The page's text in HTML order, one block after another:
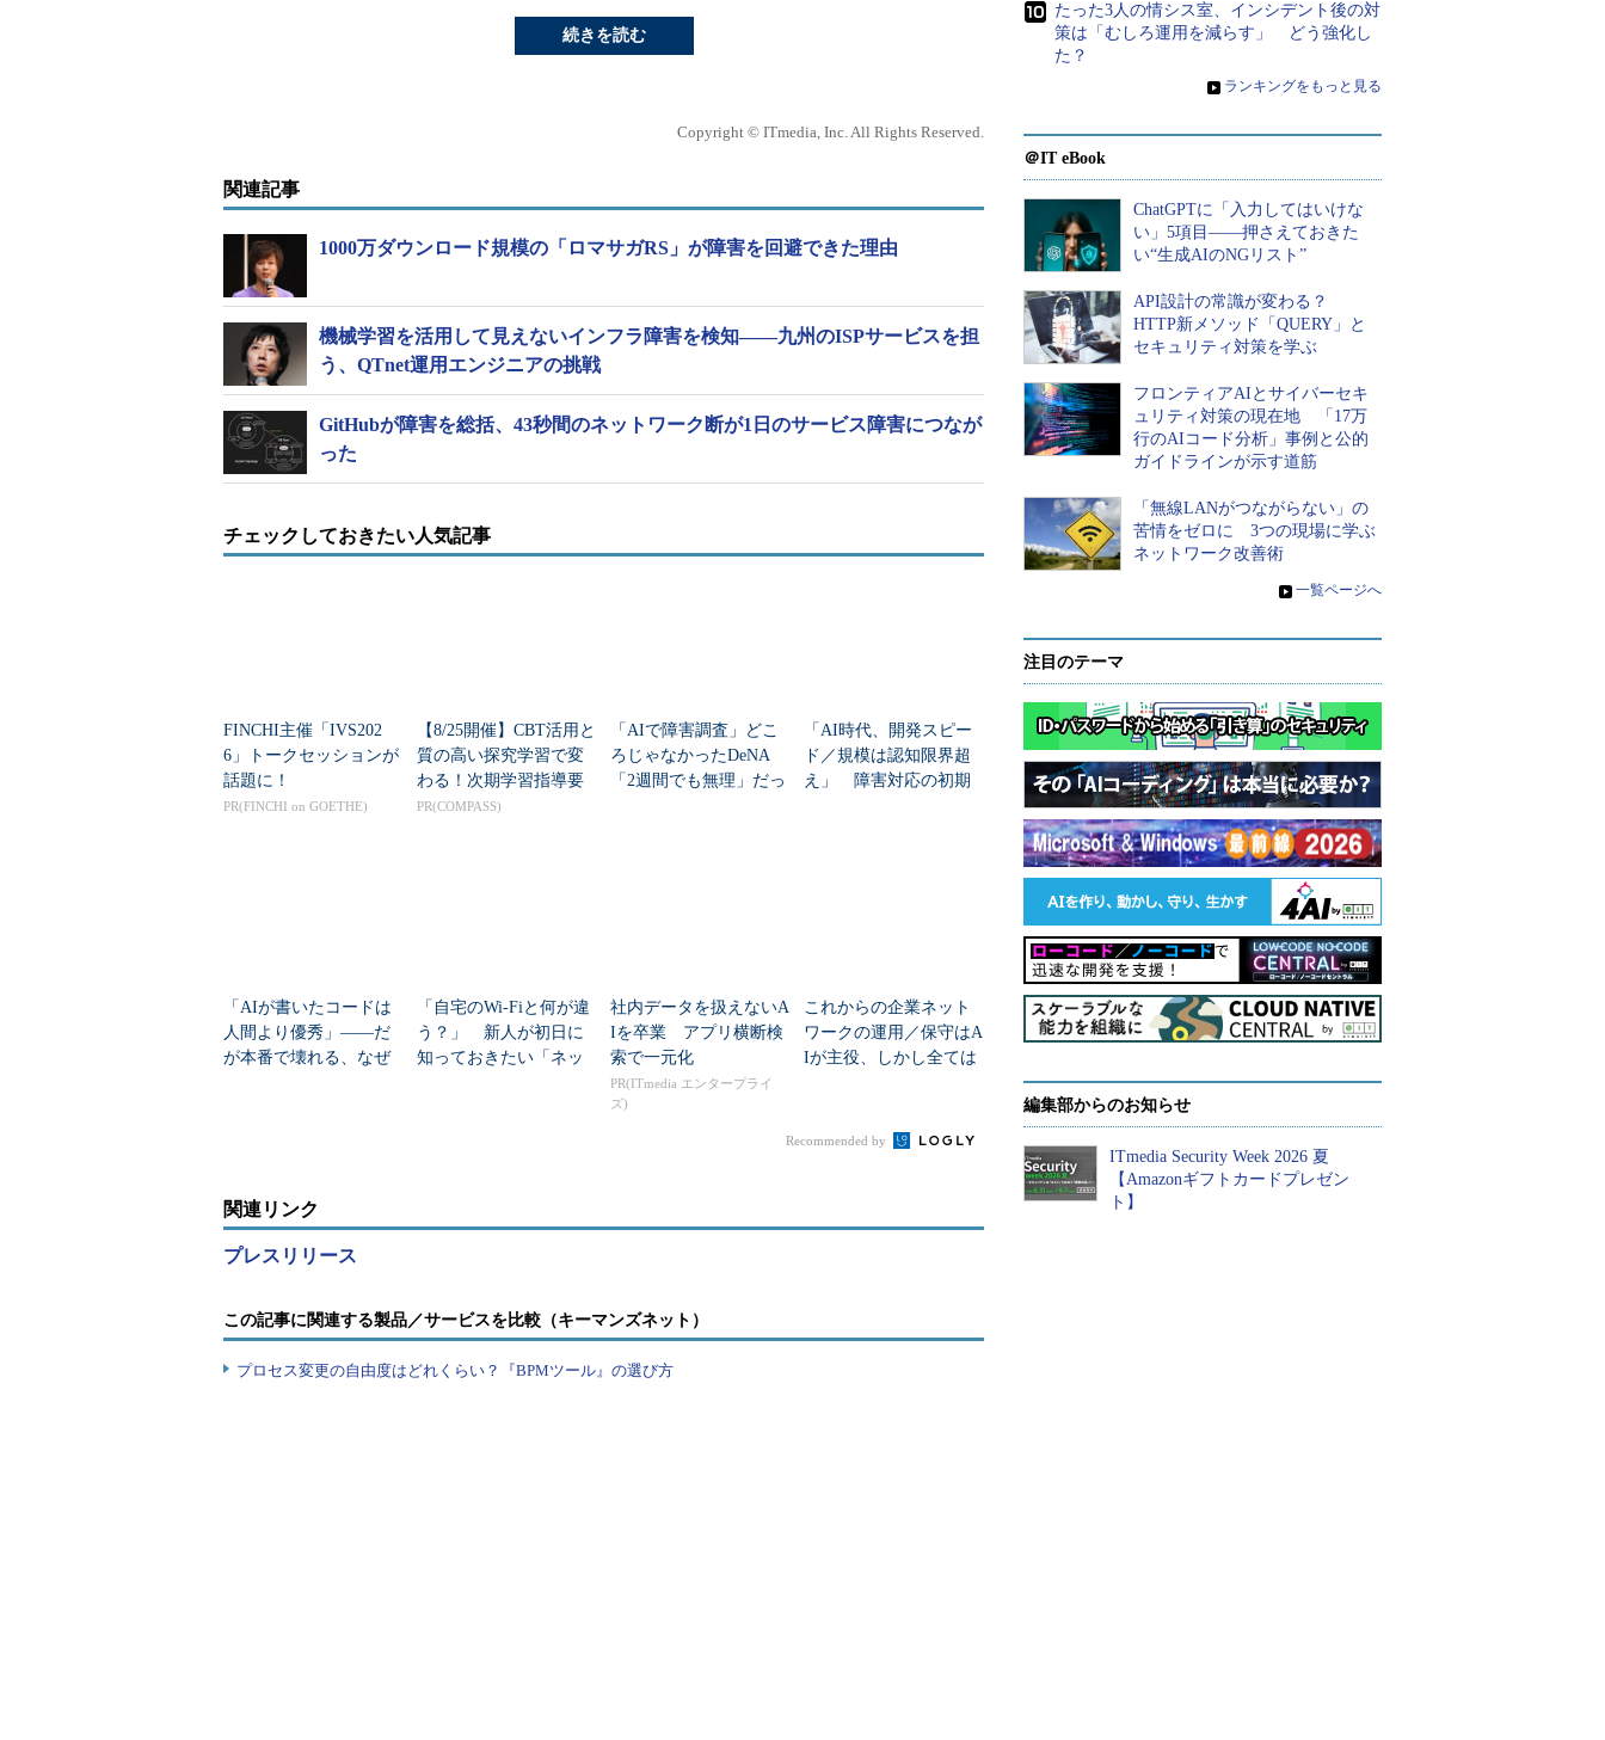
続きを読む
Copyright © ITmedia, Inc. All Rights Reserved.
関連記事
1000万ダウンロード規模の「ロマサガRS」が障害を回避できた理由
機械学習を活用して見えないインフラ障害を検知――九州のISPサービスを担
う、QTnet運用エンジニアの挑戦
GitHubが障害を総括、43秒間のネットワーク断が1日のサービス障害につなが
った
チェックしておきたい人気記事
FINCHI主催「IVS202
6」トークセッションが
話題に！
PR(FINCHI on GOETHE)
【8/25開催】CBT活用と
質の高い探究学習で変
わる！次期学習指導要
領を見据えた新しい学
PR(COMPASS)
「AIで障害調査」どこ
ろじゃなかったDeNA
「2週間でも無理」だっ
「AI時代、開発スピー
ド／規模は認知限界超
え」 障害対応の初期
「AIが書いたコードは
人間より優秀」――だ
が本番で壊れる、なぜ
「自宅のWi-Fiと何が違
う？」 新人が初日に
知っておきたい「ネッ
社内データを扱えないA
Iを卒業 アプリ横断検
索で一元化
PR(ITmedia エンタープライ
ズ)
これからの企業ネット
ワークの運用／保守はA
Iが主役、しかし全ては
Recommended by
関連リンク
プレスリリース
この記事に関連する製品／サービスを比較（キーマンズネット）
プロセス変更の自由度はどれくらい？『BPMツール』の選び方
たった3人の情シス室、インシデント後の対
策は「むしろ運用を減らす」 どう強化し
た？
» ランキングをもっと見る
＠IT eBook
ChatGPTに「入力してはいけな
い」5項目――押さえておきた
い“生成AIのNGリスト”
API設計の常識が変わる？
HTTP新メソッド「QUERY」と
セキュリティ対策を学ぶ
フロンティアAIとサイバーセキ
ュリティ対策の現在地 「17万
行のAIコード分析」事例と公的
ガイドラインが示す道筋
「無線LANがつながらない」の
苦情をゼロに 3つの現場に学ぶ
ネットワーク改善術
» 一覧ページへ
注目のテーマ
編集部からのお知らせ
ITmedia Security Week 2026 夏
【Amazonギフトカードプレゼン
ト】